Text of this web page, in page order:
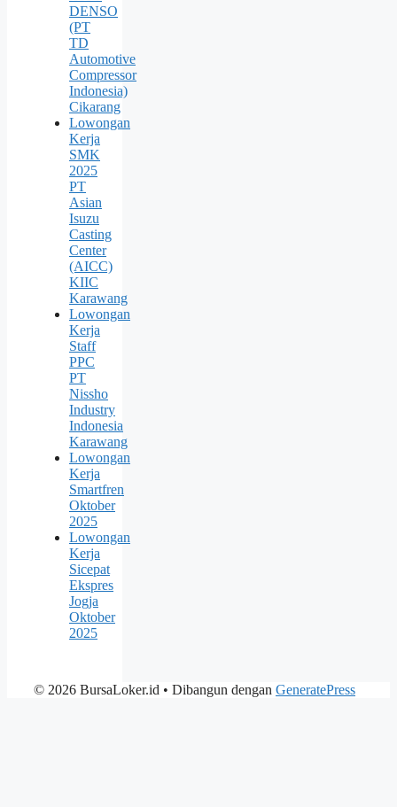
DENSO
(PT
TD
Automotive
Compressor
Indonesia)
Cikarang
Lowongan
Kerja
SMK
2025
PT
Asian
Isuzu
Casting
Center
(AICC)
KIIC
Karawang
Lowongan
Kerja
Staff
PPC
PT
Nissho
Industry
Indonesia
Karawang
Lowongan
Kerja
Smartfren
Oktober
2025
Lowongan
Kerja
Sicepat
Ekspres
Jogja
Oktober
2025
© 2026 BursaLoker.id • Dibangun dengan GeneratePress